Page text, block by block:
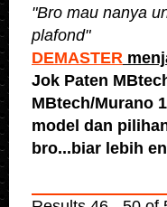
"Bro mau nanya
plafond"
DEMASTER
Jok Paten
MBtech/Murano
model dan
bro...biar lebih